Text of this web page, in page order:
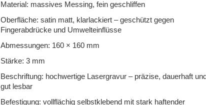
Material: massives Messing, fein geschliffen
Oberfläche: satin matt, klarlackiert – geschützt gegen
Fingerabdrücke und Umwelteinflüsse
Abmessungen: 160 × 160 mm
Stärke: 3 mm
Beschriftung: hochwertige Lasergravur – präzise, dauerhaft
gut lesbar
Befestigung: vollflächig selbstklebend mit stark haftender